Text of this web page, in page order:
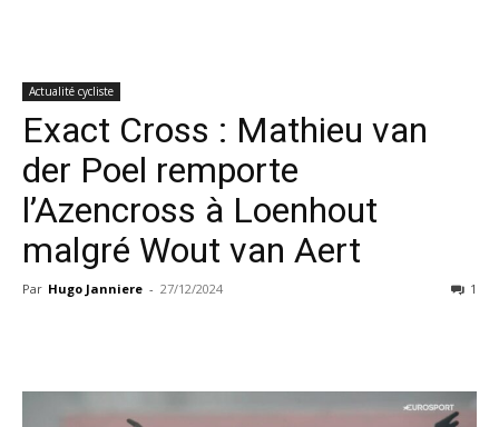
Actualité cycliste
Exact Cross : Mathieu van
der Poel remporte
l’Azencross à Loenhout
malgré Wout van Aert
Par Hugo Janniere - 27/12/2024 1